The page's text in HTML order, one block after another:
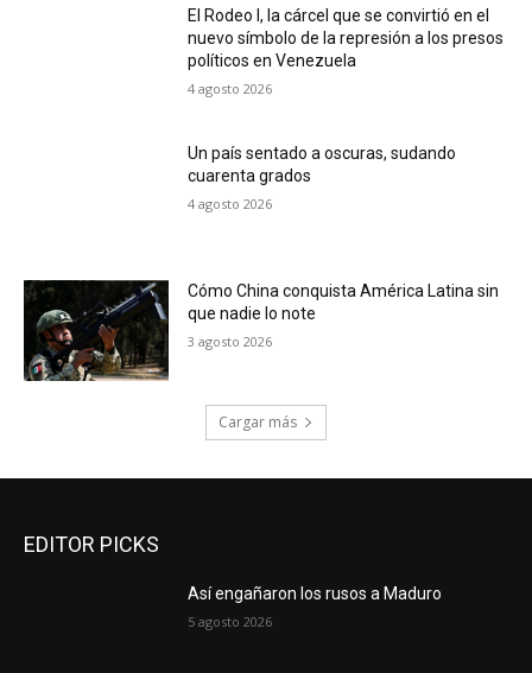
El Rodeo I, la cárcel que se convirtió en el
nuevo símbolo de la represión a los presos
políticos en Venezuela
4 agosto 2026
Un país sentado a oscuras, sudando
cuarenta grados
4 agosto 2026
Cómo China conquista América Latina sin
que nadie lo note
3 agosto 2026
Cargar más
EDITOR PICKS
Así engañaron los rusos a Maduro
5 agosto 2026